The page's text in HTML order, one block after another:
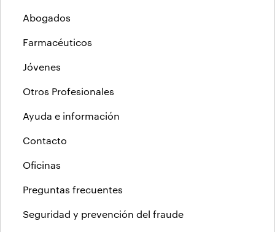
Abogados
Farmacéuticos
Jóvenes
Otros Profesionales
Ayuda e información
Contacto
Oficinas
Preguntas frecuentes
Seguridad y prevención del fraude